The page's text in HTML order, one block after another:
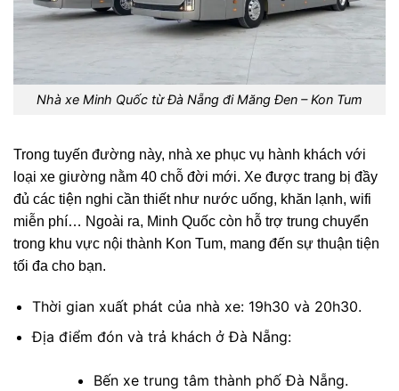
Nhà xe Minh Quốc từ Đà Nẵng đi Măng Đen – Kon Tum
Trong tuyến đường này, nhà xe phục vụ hành khách với
loại xe giường nằm 40 chỗ đời mới. Xe được trang bị đầy
đủ các tiện nghi cần thiết như nước uống, khăn lạnh, wifi
miễn phí… Ngoài ra, Minh Quốc còn hỗ trợ trung chuyển
trong khu vực nội thành Kon Tum, mang đến sự thuận tiện
tối đa cho bạn.
Thời gian xuất phát của nhà xe: 19h30 và 20h30.
Địa điểm đón và trả khách ở Đà Nẵng:
Bến xe trung tâm thành phố Đà Nẵng.